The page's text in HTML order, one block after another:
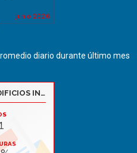
diario durante último mes